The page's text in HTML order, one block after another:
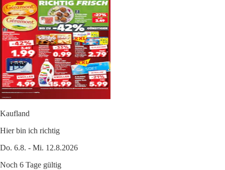
Kaufland
Hier bin ich richtig
Do. 6.8. - Mi. 12.8.2026
Noch 6 Tage gültig